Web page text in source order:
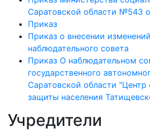
Саратовской области №543
Приказ
Приказ о внесении
наблюдательного совета
Приказ О наблюдательном
государственного
Саратовской области "Центр
защиты населения
Учредители